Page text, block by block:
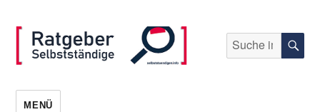
selbststaendigen.info
Suche
nach:
MENÜ